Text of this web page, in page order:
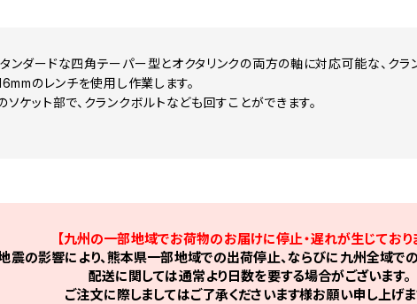
タンダードな四角テーパー型とオクタリンクの両方の軸に対応可能な、クラ
のレンチを使用し作業します。
ケット部で、クランクボルトなども回すことができます。
【九州の一部地域でお荷物のお届けに停止・遅れが生じており
震の影響により、熊本県一部地域での出荷停止、ならびに九州全域で
配送に関しては通常より日数を要する場合がございます。
ご注文に際しましてはご了承くださいます様お願い申し上げま